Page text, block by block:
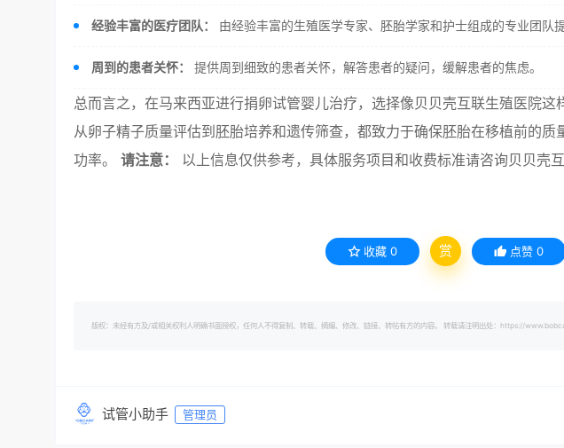
经验丰富的医疗团队： 由经验丰富的生殖医学专家、胚胎学家和护士组成的专业团队
周到的患者关怀： 提供周到细致的患者关怀，解答患者的疑问，缓解患者的焦虑。
总而言之，在马来西亚进行捐卵试管婴儿治疗，选择像贝贝壳互联生殖医院这
从卵子精子质量评估到胚胎培养和遗传筛查，都致力于确保胚胎在移植前的
功率。 请注意： 以上信息仅供参考，具体服务项目和收费标准请咨询贝贝壳互
收藏 0 赏 点赞 0
版权：未经有方及/或相关权利人明确书面授权，任何人不得复制、转载、摘编、修改、链接、转帖有方的内容。 转载请注明出处：https://
试管小助手 管理员